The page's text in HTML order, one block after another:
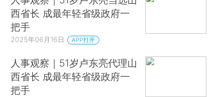
西省长 成最年轻省级政府一
把手
2025年06月16日 APP打开
人事观察｜51岁卢东亮代理山
西省长 成最年轻省级政府一
把手